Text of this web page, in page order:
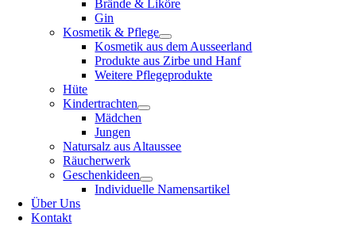
Brände & Liköre
Gin
Kosmetik & Pflege
Kosmetik aus dem Ausseerland
Produkte aus Zirbe und Hanf
Weitere Pflegeprodukte
Hüte
Kindertrachten
Mädchen
Jungen
Natursalz aus Altaussee
Räucherwerk
Geschenkideen
Individuelle Namensartikel
Über Uns
Kontakt